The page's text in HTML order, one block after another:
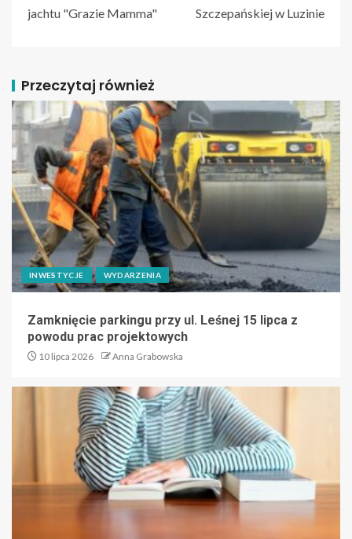
jachtu "Grazie Mamma"
Szczepańskiej w Luzinie
Przeczytaj również
INWESTYCJE WYDARZENIA
Zamknięcie parkingu przy ul. Leśnej 15 lipca z
powodu prac projektowych
10 lipca 2026 Anna Grabowska